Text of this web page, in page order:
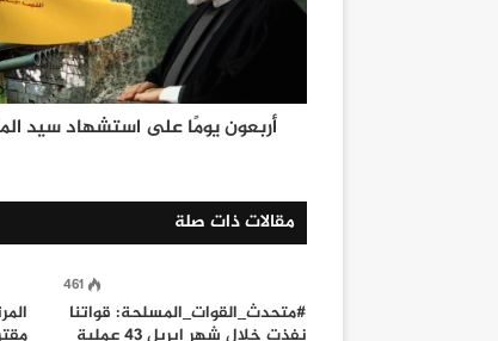
أربعون يومًا على استشهاد سيد
مقالات ذات صلة
461
#متحدث_القوات_المسلحة: قواتنا